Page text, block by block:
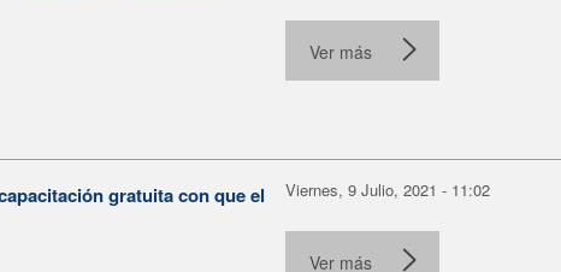
Ver más
gratuita con que el
Viernes, 9 Julio, 2021 - 11:02
Ver más